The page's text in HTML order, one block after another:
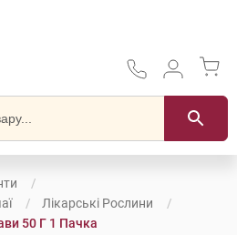
Лікарські Рослини
50 Г 1 Пачка